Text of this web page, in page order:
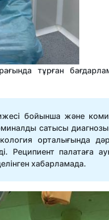
тұрған
бойынша және
сатысы
орталығында
Реципиент палатаға
хабарламада.